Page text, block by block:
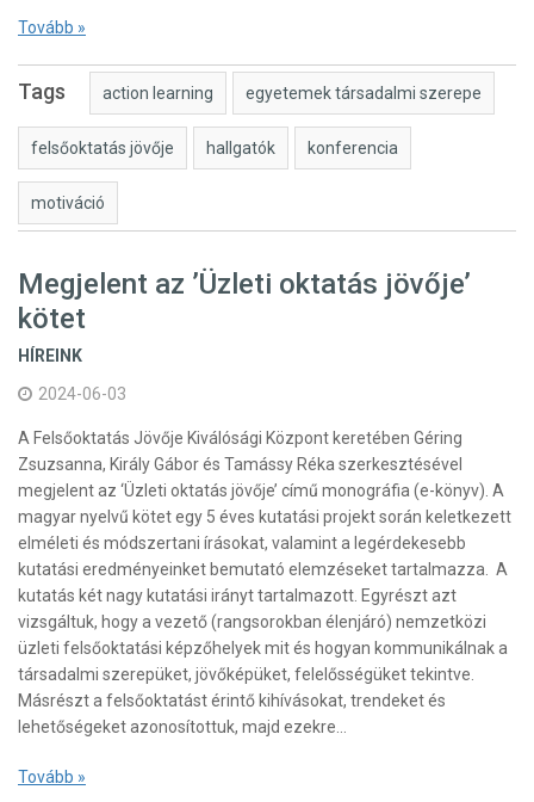
Tovább »
Tags action learning egyetemek társadalmi szerepe
felsőoktatás jövője hallgatók konferencia
motiváció
Megjelent az ’Üzleti oktatás jövője’
kötet
HÍREINK
2024-06-03
A Felsőoktatás Jövője Kiválósági Központ keretében Géring
Zsuzsanna, Király Gábor és Tamássy Réka szerkesztésével
megjelent az ‘Üzleti oktatás jövője’ című monográfia (e-könyv). A
magyar nyelvű kötet egy 5 éves kutatási projekt során keletkezett
elméleti és módszertani írásokat, valamint a legérdekesebb
kutatási eredményeinket bemutató elemzéseket tartalmazza. A
kutatás két nagy kutatási irányt tartalmazott. Egyrészt azt
vizsgáltuk, hogy a vezető (rangsorokban élenjáró) nemzetközi
üzleti felsőoktatási képzőhelyek mit és hogyan kommunikálnak a
társadalmi szerepüket, jövőképüket, felelősségüket tekintve.
Másrészt a felsőoktatást érintő kihívásokat, trendeket és
lehetőségeket azonosítottuk, majd ezekre…
Tovább »